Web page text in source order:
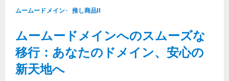
性
へ
―
な
た
の
オ
メ
イ
サ
ビ
ス
持
ムームードメイン 推し商品II
ムームードメインへのスムーズな
移行：あなたのドメイン、安心の
新天地へ